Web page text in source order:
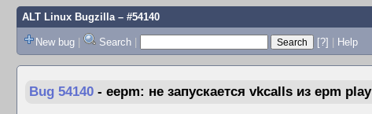
ALT Linux Bugzilla– #54140
New bug | Search | [?] | Help
Bug 54140 - eepm: не запускается vkcalls из epm play